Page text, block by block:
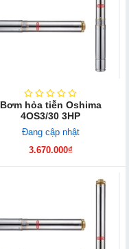
Bơm hỏa tiễn Oshima
4OS3/30 3HP
Đang cập nhật
3.670.000₫